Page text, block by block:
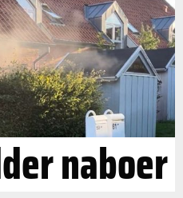
naboer